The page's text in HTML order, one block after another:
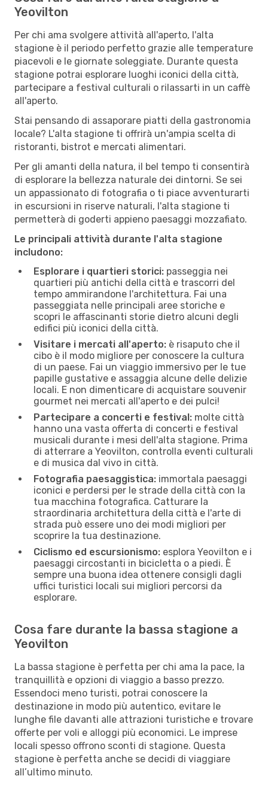
Yeovilton
Per chi ama svolgere attività all'aperto, l'alta
stagione è il periodo perfetto grazie alle temperature
piacevoli e le giornate soleggiate. Durante questa
stagione potrai esplorare luoghi iconici della città,
partecipare a festival culturali o rilassarti in un caffè
all'aperto.
Stai pensando di assaporare piatti della gastronomia
locale? L'alta stagione ti offrirà un'ampia scelta di
ristoranti, bistrot e mercati alimentari.
Per gli amanti della natura, il bel tempo ti consentirà
di esplorare la bellezza naturale dei dintorni. Se sei
un appassionato di fotografia o ti piace avventurarti
in escursioni in riserve naturali, l'alta stagione ti
permetterà di goderti appieno paesaggi mozzafiato.
Le principali attività durante l'alta stagione
includono:
Esplorare i quartieri storici: passeggia nei
quartieri più antichi della città e trascorri del
tempo ammirandone l'architettura. Fai una
passeggiata nelle principali aree storiche e
scopri le affascinanti storie dietro alcuni degli
edifici più iconici della città.
Visitare i mercati all'aperto: è risaputo che il
cibo è il modo migliore per conoscere la cultura
di un paese. Fai un viaggio immersivo per le tue
papille gustative e assaggia alcune delle delizie
locali. E non dimenticare di acquistare souvenir
gourmet nei mercati all'aperto e dei pulci!
Partecipare a concerti e festival: molte città
hanno una vasta offerta di concerti e festival
musicali durante i mesi dell'alta stagione. Prima
di atterrare a Yeovilton, controlla eventi culturali
e di musica dal vivo in città.
Fotografia paesaggistica: immortala paesaggi
iconici e perdersi per le strade della città con la
tua macchina fotografica. Catturare la
straordinaria architettura della città e l'arte di
strada può essere uno dei modi migliori per
scoprire la tua destinazione.
Ciclismo ed escursionismo: esplora Yeovilton e i
paesaggi circostanti in bicicletta o a piedi. È
sempre una buona idea ottenere consigli dagli
uffici turistici locali sui migliori percorsi da
esplorare.
Cosa fare durante la bassa stagione a
Yeovilton
La bassa stagione è perfetta per chi ama la pace, la
tranquillità e opzioni di viaggio a basso prezzo.
Essendoci meno turisti, potrai conoscere la
destinazione in modo più autentico, evitare le
lunghe file davanti alle attrazioni turistiche e trovare
offerte per voli e alloggi più economici. Le imprese
locali spesso offrono sconti di stagione. Questa
stagione è perfetta anche se decidi di viaggiare
all’ultimo minuto.